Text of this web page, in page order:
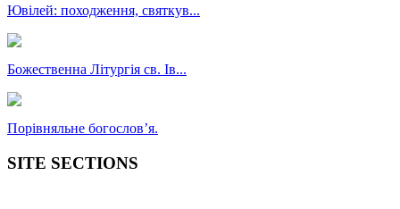
Ювілей: походження, святкув...
Божественна Літургія св. Ів...
Порівняльне богословʼя.
SITE SECTIONS